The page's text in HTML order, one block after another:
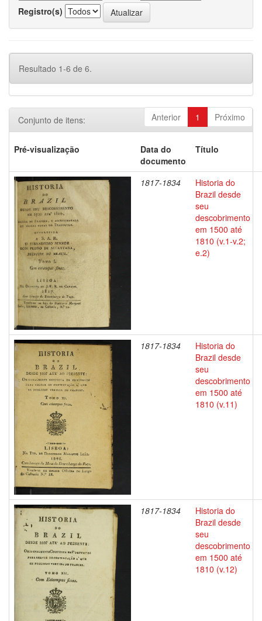
Registro(s)
Resultado 1-6 de 6.
Anterior 1 Próximo
Conjunto de itens:
Pré-visualização
Data do
documento
Título
1817-1834
Historia do
Brazil desde
seu
descobrimento
em 1500 até
1810 (v.1-v.2;
e.2)
1817-1834
Historia do
Brazil desde
seu
descobrimento
em 1500 até
1810 (v.11)
1817-1834
Historia do
Brazil desde
seu
descobrimento
em 1500 até
1810 (v.12)